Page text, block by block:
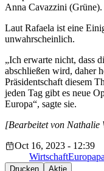
Anna Cavazzini (Grüne).
Laut Rafaela ist eine
unwahrscheinlich.
„Ich erwarte nicht, dass
abschließen wird, daher
Präsidentschaft diesem
jeden Tag gibt es neue
Europa“, sagte sie.
[Bearbeitet von Nathalie
Oct 16, 2023 - 12:39
Wirtschaft
Drucken Aktie